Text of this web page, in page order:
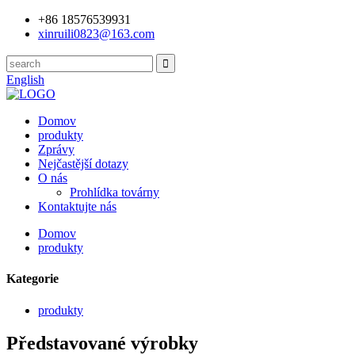
+86 18576539931
xinruili0823@163.com
English
Domov
produkty
Zprávy
Nejčastější dotazy
O nás
Prohlídka továrny
Kontaktujte nás
Domov
produkty
Kategorie
produkty
Představované výrobky